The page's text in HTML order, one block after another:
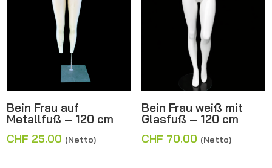
Bein Frau auf
Metallfuß – 120 cm
CHF 25.00 (Netto)
Bein Frau weiß mit
Glasfuß – 120 cm
CHF 70.00 (Netto)